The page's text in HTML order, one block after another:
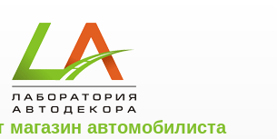
магазин автомобилиста